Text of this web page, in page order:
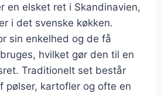
en elsket ret i Skandinavien,
i det svenske køkken.
sin enkelhed og de få
hvilket gør den til en
Traditionelt set består
pølser, kartofler og ofte en